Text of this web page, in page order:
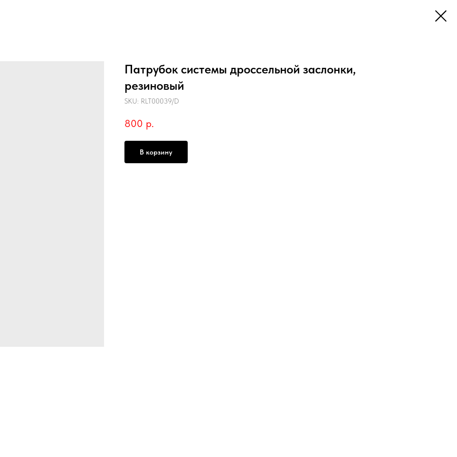
Патрубок системы дроссельной заслонки,
резиновый
SKU: RLT00039/D
800 р.
В корзину